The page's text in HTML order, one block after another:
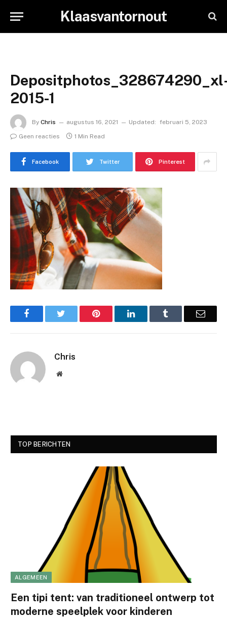
Klaasvantornout
2015-1
By Chris augustus 16, 2021 Updated: februari 5, 2023
Geen reacties
1 Min Read
Facebook Twitter Pinterest
Facebook Pinterest LinkedIn Email
Chris
Website
TOP BERICHTEN
ALGEMEEN
Een tipi tent: van traditioneel ontwerp tot
moderne speelplek voor kinderen